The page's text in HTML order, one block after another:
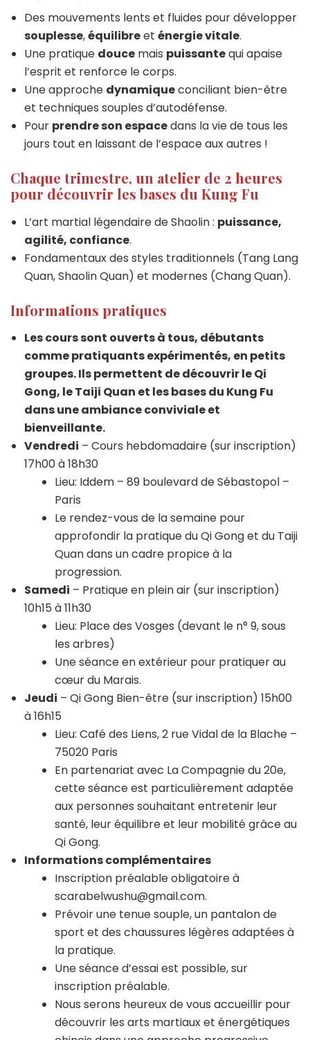
Des mouvements lents et fluides pour développer
souplesse,équilibreet énergie vitale.
Une pratique douce mais puissantequi apaise
l’esprit et renforce le corps.
Une approche dynamiqueconciliant bien-être
et techniques souples d’autodéfense.
Pour prendre son espacedans la vie de tous les
jours tout en laissant de l’espace aux autres !
Chaque trimestre, un atelier de 2 heures
pour découvrir les bases du Kung Fu
L’art martial légendaire de Shaolin : puissance,
agilité, confiance.
Fondamentaux des styles traditionnels (Tang Lang
Quan, Shaolin Quan) et modernes (Chang Quan).
Informations pratiques
Les cours sont ouverts à tous, débutants
comme pratiquants expérimentés, en petits
groupes. Ils permettent de découvrir le Qi
Gong, le Taiji Quan et les bases du Kung Fu
dans une ambiance conviviale et
bienveillante.
Vendredi – Cours hebdomadaire (sur inscription)
17h00 à 18h30
Lieu: Iddem – 89 boulevard de Sébastopol –
Paris
Le rendez-vous de la semaine pour
approfondir la pratique du Qi Gong et du Taiji
Quan dans un cadre propice à la
progression.
Samedi – Pratique en plein air (sur inscription)
10h15 à 11h30
Lieu: Place des Vosges (devant le n° 9, sous
les arbres)
Une séance en extérieur pour pratiquer au
cœur du Marais.
Jeudi – Qi Gong Bien-être (sur inscription) 15h00
à 16h15
Lieu: Café des Liens, 2 rue Vidal de la Blache –
75020 Paris
En partenariat avec La Compagnie du 20e,
cette séance est particulièrement adaptée
aux personnes souhaitant entretenir leur
santé, leur équilibre et leur mobilité grâce au
Qi Gong.
Informations complémentaires
Inscription préalable obligatoire à
scarabelwushu@gmail.com.
Prévoir une tenue souple, un pantalon de
sport et des chaussures légères adaptées à
la pratique.
Une séance d’essai est possible, sur
inscription préalable.
Nous serons heureux de vous accueillir pour
découvrir les arts martiaux et énergétiques